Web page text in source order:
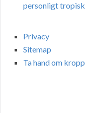
personligt tropisk
Privacy
Sitemap
Ta hand om